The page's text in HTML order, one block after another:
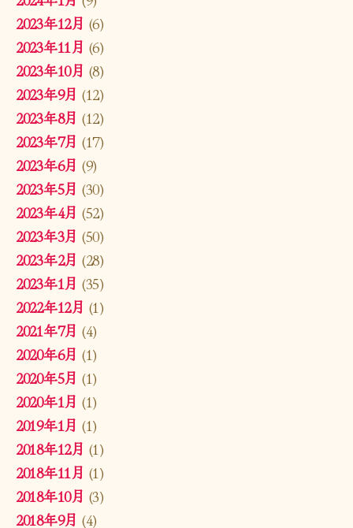
2023年12月 (6)
2023年11月 (6)
2023年10月 (8)
2023年9月 (12)
2023年8月 (12)
2023年7月 (17)
2023年6月 (9)
2023年5月 (30)
2023年4月 (52)
2023年3月 (50)
2023年2月 (28)
2023年1月 (35)
2022年12月 (1)
2021年7月 (4)
2020年6月 (1)
2020年5月 (1)
2020年1月 (1)
2019年1月 (1)
2018年12月 (1)
2018年11月 (1)
2018年10月 (3)
2018年9月 (4)